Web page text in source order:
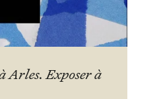
Arles. Exposer à